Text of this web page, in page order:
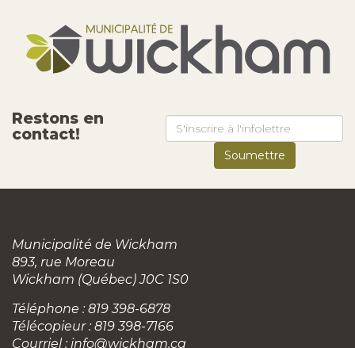
Restons en
contact!
Municipalité de Wickham
893, rue Moreau
Wickham (Québec) J0C 1S0
Téléphone : 819 398-6878
Télécopieur : 819 398-7166
Courriel : info@wickham.ca